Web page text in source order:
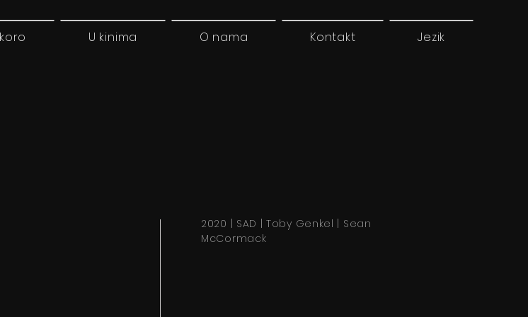
U kinima O nama Kontakt Jezik
2020 | SAD | Toby Genkel | Sean
McCormack